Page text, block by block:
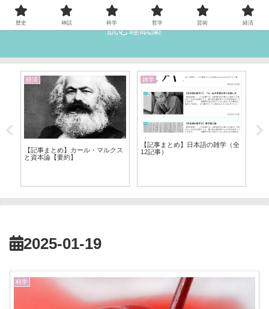
読む睡眠薬
経済
【記事まとめ】カール・マルクス
と資本論【要約】
雑学
【記事まとめ】日本語の雑学（全
12記事）
2025-01-19
科学
歴史 神話 科学 哲学 芸術 経済